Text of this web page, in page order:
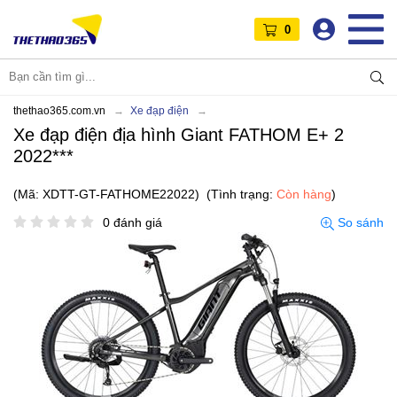
0
thethao365.com.vn Xe đạp điện
Xe đạp điện địa hình Giant FATHOM E+ 2
2022***
(Mã: XDTT-GT-FATHOME22022) (Tình trạng: Còn hàng)
0 đánh giá
So sánh